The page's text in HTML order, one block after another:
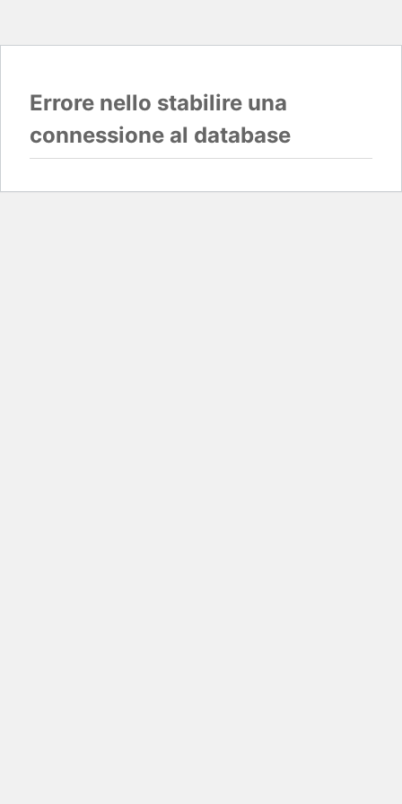
Errore nello stabilire una
connessione al database